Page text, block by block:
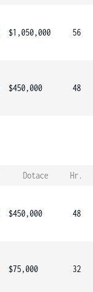
$1,050,000
56
$450,000
48
Dotace
Hr.
$450,000
48
$75,000
32